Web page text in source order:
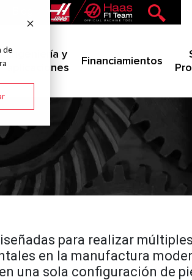
deIngeniería y
aplicaciones
Financiamientos
para realizar
en la manufactura
una sola configuración de